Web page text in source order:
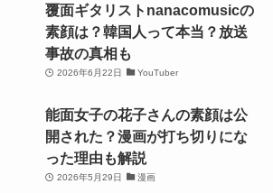
覆面ギタリストnanacomusicの
素顔は？韓国人って本当？放送
事故の真相も
2026年6月22日 YouTuber
能面女子の花子さんの素顔は公
開された？漫画が打ち切りにな
った理由も解説
2026年5月29日 漫画